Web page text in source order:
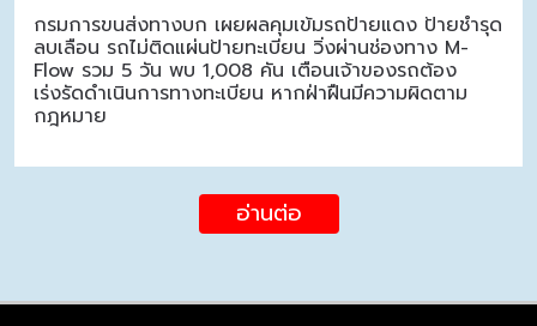
กรมการขนส่งทางบก เผยผลคุมเข้มรถป้ายแดง ป้ายชำรุด
ลบเลือน รถไม่ติดแผ่นป้ายทะเบียน วิ่งผ่านช่องทาง M-
Flow รวม 5 วัน พบ 1,008 คัน เตือนเจ้าของรถต้อง
เร่งรัดดำเนินการทางทะเบียน หากฝ่าฝืนมีความผิดตาม
กฎหมาย
อ่านต่อ